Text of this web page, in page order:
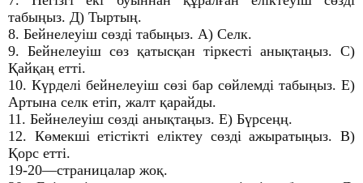
табыңыз. Д) Тыртың.
8. Бейнелеуіш сөзді табыңыз. А) Селк.
9. Бейнелеуіш сөз қатысқан тіркесті анықтаңыз. С)
Қайқаң етті.
10. Күрделі бейнелеуіш сөзі бар сөйлемді табыңыз. Е)
Артына селк етіп, жалт қарайды.
11. Бейнелеуіш сөзді анықтаңыз. Е) Бүрсеңң.
12. Көмекші етістікті еліктеу сөзді ажыратыңыз. В)
Қорс етті.
19-20—страницалар жоқ.